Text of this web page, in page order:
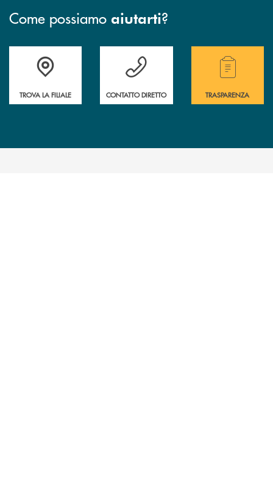
Come possiamo aiutarti?
Accedi all' elenco completo delle filiali.
TROVA LA FILIALE
Hai bisogno di assistenza immediata?
CONTATTO DIRETTO
Hai bisogno di
TRASPARENZA